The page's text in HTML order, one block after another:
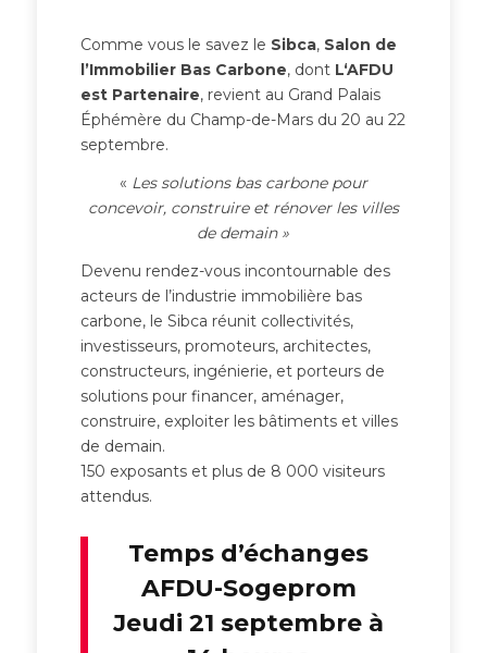
Comme vous le savez le Sibca, Salon de
l’Immobilier Bas Carbone, dont L‘AFDU
est Partenaire, revient au Grand Palais
Éphémère du Champ-de-Mars du 20 au 22
septembre.
« Les solutions bas carbone pour
concevoir, construire et rénover les villes
de demain »
Devenu rendez-vous incontournable des
acteurs de l’industrie immobilière bas
carbone, le Sibca réunit collectivités,
investisseurs, promoteurs, architectes,
constructeurs, ingénierie, et porteurs de
solutions pour financer, aménager,
construire, exploiter les bâtiments et villes
de demain.
150 exposants et plus de 8 000 visiteurs
attendus.
Temps d’échanges
AFDU-Sogeprom
Jeudi 21 septembre à